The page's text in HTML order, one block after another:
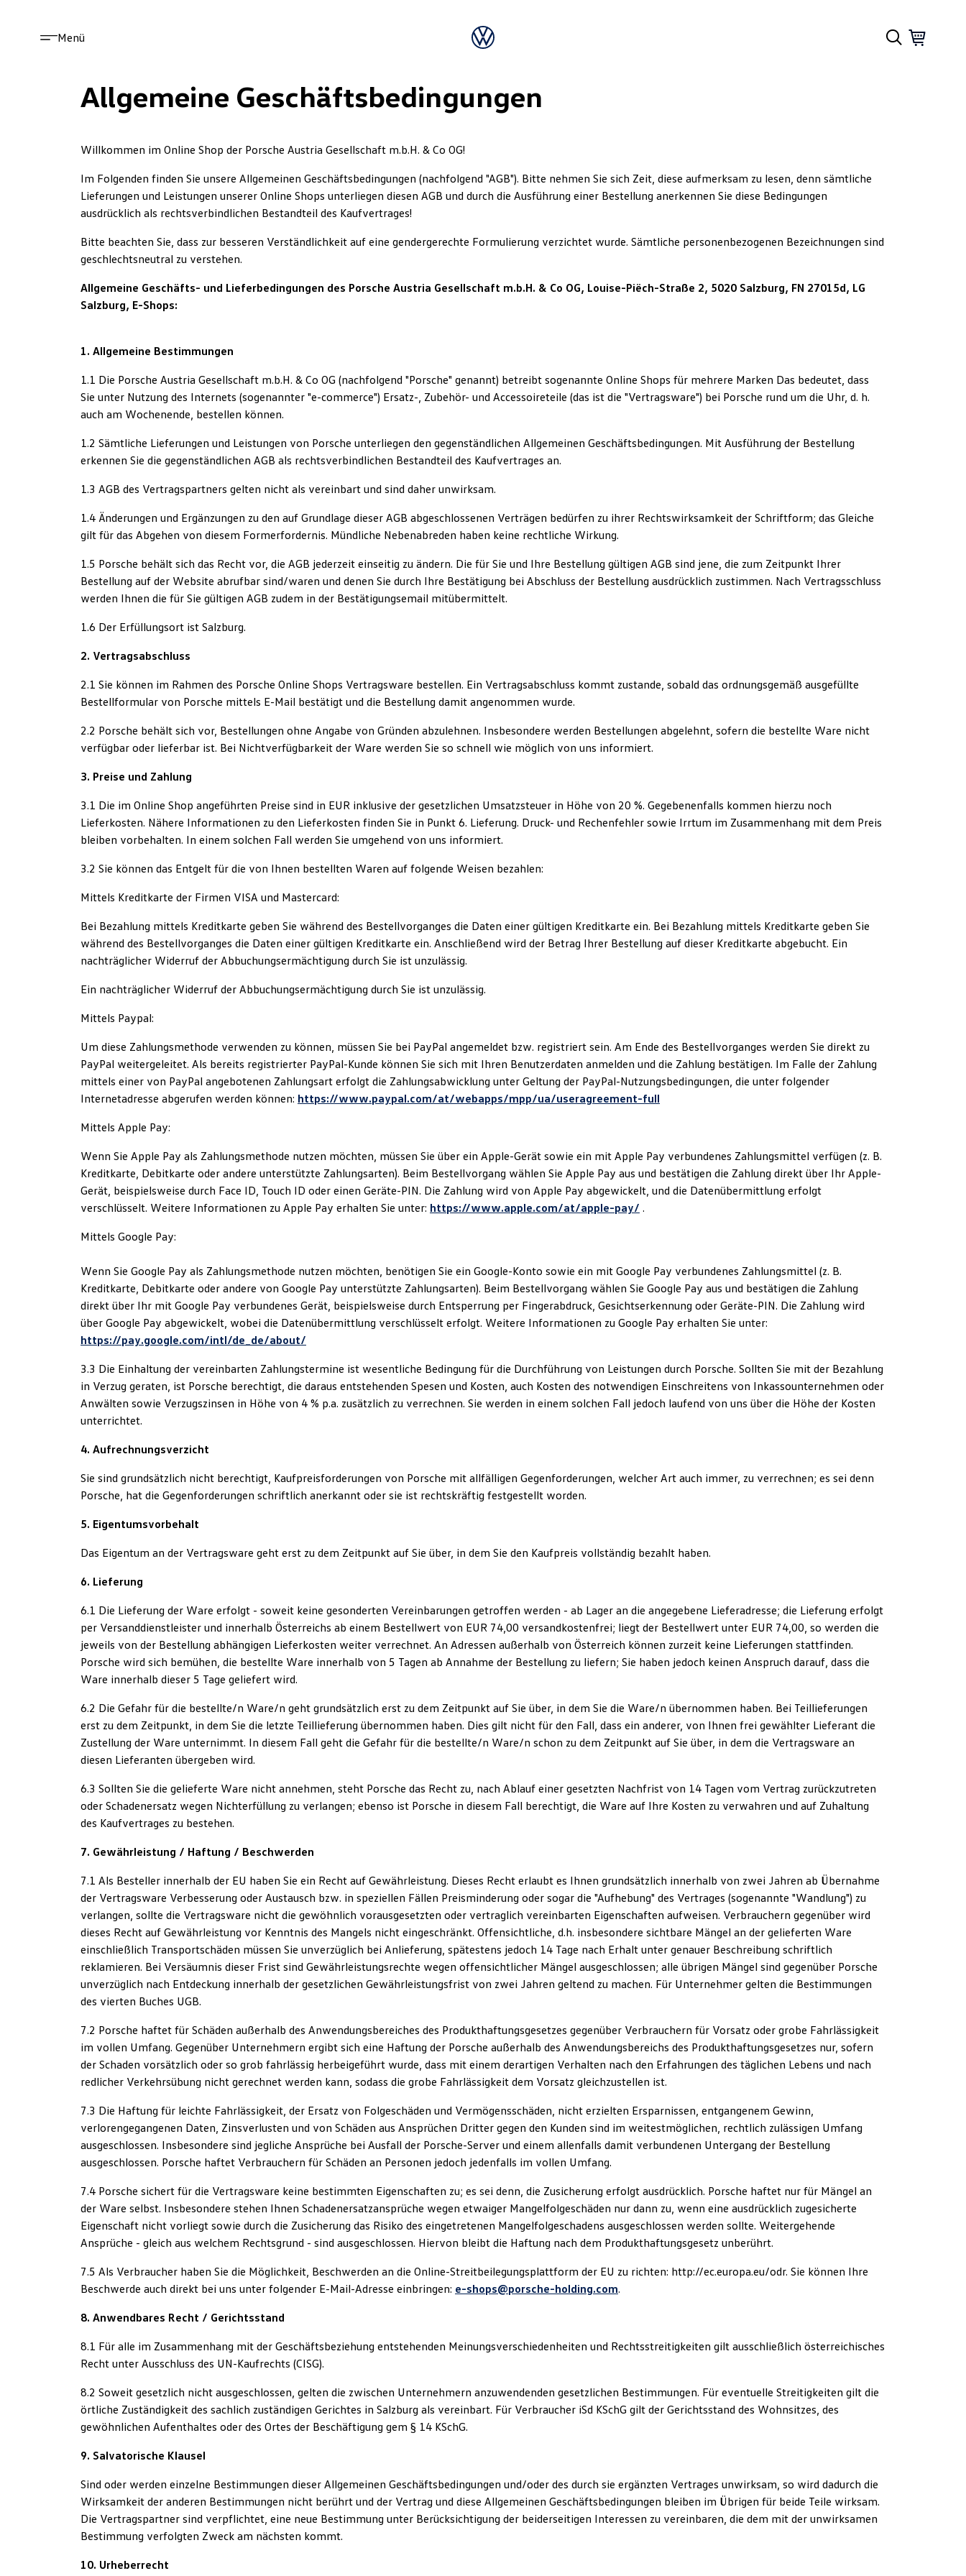
Menü
Allgemeine Geschäftsbedingungen
Willkommen im Online Shop der Porsche Austria Gesellschaft m.b.H. & Co OG!
Im Folgenden finden Sie unsere Allgemeinen Geschäftsbedingungen (nachfolgend "AGB"). Bitte nehmen Sie sich Zeit, diese aufmerksam zu lesen, denn sämtliche
Lieferungen und Leistungen unserer Online Shops unterliegen diesen AGB und durch die Ausführung einer Bestellung anerkennen Sie diese Bedingungen
ausdrücklich als rechtsverbindlichen Bestandteil des Kaufvertrages!
Bitte beachten Sie, dass zur besseren Verständlichkeit auf eine gendergerechte Formulierung verzichtet wurde. Sämtliche personenbezogenen Bezeichnungen sind
geschlechtsneutral zu verstehen.
Allgemeine Geschäfts- und Lieferbedingungen des Porsche Austria Gesellschaft m.b.H. & Co OG, Louise-Piëch-Straße 2, 5020 Salzburg, FN 27015d, LG
Salzburg, E-Shops:
1. Allgemeine Bestimmungen
1.1 Die Porsche Austria Gesellschaft m.b.H. & Co OG (nachfolgend "Porsche" genannt) betreibt sogenannte Online Shops für mehrere Marken Das bedeutet, dass
Sie unter Nutzung des Internets (sogenannter "e-commerce") Ersatz-, Zubehör- und Accessoireteile (das ist die "Vertragsware") bei Porsche rund um die Uhr, d. h.
auch am Wochenende, bestellen können.
1.2 Sämtliche Lieferungen und Leistungen von Porsche unterliegen den gegenständlichen Allgemeinen Geschäftsbedingungen. Mit Ausführung der Bestellung
erkennen Sie die gegenständlichen AGB als rechtsverbindlichen Bestandteil des Kaufvertrages an.
1.3 AGB des Vertragspartners gelten nicht als vereinbart und sind daher unwirksam.
1.4 Änderungen und Ergänzungen zu den auf Grundlage dieser AGB abgeschlossenen Verträgen bedürfen zu ihrer Rechtswirksamkeit der Schriftform; das Gleiche
gilt für das Abgehen von diesem Formerfordernis. Mündliche Nebenabreden haben keine rechtliche Wirkung.
1.5 Porsche behält sich das Recht vor, die AGB jederzeit einseitig zu ändern. Die für Sie und Ihre Bestellung gültigen AGB sind jene, die zum Zeitpunkt Ihrer
Bestellung auf der Website abrufbar sind/waren und denen Sie durch Ihre Bestätigung bei Abschluss der Bestellung ausdrücklich zustimmen. Nach Vertragsschluss
werden Ihnen die für Sie gültigen AGB zudem in der Bestätigungsemail mitübermittelt.
1.6 Der Erfüllungsort ist Salzburg.
2. Vertragsabschluss
2.1 Sie können im Rahmen des Porsche Online Shops Vertragsware bestellen. Ein Vertragsabschluss kommt zustande, sobald das ordnungsgemäß ausgefüllte
Bestellformular von Porsche mittels E-Mail bestätigt und die Bestellung damit angenommen wurde.
2.2 Porsche behält sich vor, Bestellungen ohne Angabe von Gründen abzulehnen. Insbesondere werden Bestellungen abgelehnt, sofern die bestellte Ware nicht
verfügbar oder lieferbar ist. Bei Nichtverfügbarkeit der Ware werden Sie so schnell wie möglich von uns informiert.
3. Preise und Zahlung
3.1 Die im Online Shop angeführten Preise sind in EUR inklusive der gesetzlichen Umsatzsteuer in Höhe von 20 %. Gegebenenfalls kommen hierzu noch
Lieferkosten. Nähere Informationen zu den Lieferkosten finden Sie in Punkt 6. Lieferung. Druck- und Rechenfehler sowie Irrtum im Zusammenhang mit dem Preis
bleiben vorbehalten. In einem solchen Fall werden Sie umgehend von uns informiert.
3.2 Sie können das Entgelt für die von Ihnen bestellten Waren auf folgende Weisen bezahlen:
Mittels Kreditkarte der Firmen VISA und Mastercard:
Bei Bezahlung mittels Kreditkarte geben Sie während des Bestellvorganges die Daten einer gültigen Kreditkarte ein. Bei Bezahlung mittels Kreditkarte geben Sie
während des Bestellvorganges die Daten einer gültigen Kreditkarte ein. Anschließend wird der Betrag Ihrer Bestellung auf dieser Kreditkarte abgebucht. Ein
nachträglicher Widerruf der Abbuchungsermächtigung durch Sie ist unzulässig.
Ein nachträglicher Widerruf der Abbuchungsermächtigung durch Sie ist unzulässig.
Mittels Paypal:
Um diese Zahlungsmethode verwenden zu können, müssen Sie bei PayPal angemeldet bzw. registriert sein. Am Ende des Bestellvorganges werden Sie direkt zu
PayPal weitergeleitet. Als bereits registrierter PayPal-Kunde können Sie sich mit Ihren Benutzerdaten anmelden und die Zahlung bestätigen. Im Falle der Zahlung
mittels einer von PayPal angebotenen Zahlungsart erfolgt die Zahlungsabwicklung unter Geltung der PayPal-Nutzungsbedingungen, die unter folgender
Internetadresse abgerufen werden können: https://www.paypal.com/at/webapps/mpp/ua/useragreement-full
Mittels Apple Pay:
Wenn Sie Apple Pay als Zahlungsmethode nutzen möchten, müssen Sie über ein Apple-Gerät sowie ein mit Apple Pay verbundenes Zahlungsmittel verfügen (z. B.
Kreditkarte, Debitkarte oder andere unterstützte Zahlungsarten). Beim Bestellvorgang wählen Sie Apple Pay aus und bestätigen die Zahlung direkt über Ihr Apple-
Gerät, beispielsweise durch Face ID, Touch ID oder einen Geräte-PIN. Die Zahlung wird von Apple Pay abgewickelt, und die Datenübermittlung erfolgt
verschlüsselt. Weitere Informationen zu Apple Pay erhalten Sie unter: https://www.apple.com/at/apple-pay/ .
Mittels Google Pay:
Wenn Sie Google Pay als Zahlungsmethode nutzen möchten, benötigen Sie ein Google-Konto sowie ein mit Google Pay verbundenes Zahlungsmittel (z. B.
Kreditkarte, Debitkarte oder andere von Google Pay unterstützte Zahlungsarten). Beim Bestellvorgang wählen Sie Google Pay aus und bestätigen die Zahlung
direkt über Ihr mit Google Pay verbundenes Gerät, beispielsweise durch Entsperrung per Fingerabdruck, Gesichtserkennung oder Geräte-PIN. Die Zahlung wird
über Google Pay abgewickelt, wobei die Datenübermittlung verschlüsselt erfolgt. Weitere Informationen zu Google Pay erhalten Sie unter:
https://pay.google.com/intl/de_de/about/
3.3 Die Einhaltung der vereinbarten Zahlungstermine ist wesentliche Bedingung für die Durchführung von Leistungen durch Porsche. Sollten Sie mit der Bezahlung
in Verzug geraten, ist Porsche berechtigt, die daraus entstehenden Spesen und Kosten, auch Kosten des notwendigen Einschreitens von Inkassounternehmen oder
Anwälten sowie Verzugszinsen in Höhe von 4 % p.a. zusätzlich zu verrechnen. Sie werden in einem solchen Fall jedoch laufend von uns über die Höhe der Kosten
unterrichtet.
4. Aufrechnungsverzicht
Sie sind grundsätzlich nicht berechtigt, Kaufpreisforderungen von Porsche mit allfälligen Gegenforderungen, welcher Art auch immer, zu verrechnen; es sei denn
Porsche, hat die Gegenforderungen schriftlich anerkannt oder sie ist rechtskräftig festgestellt worden.
5. Eigentumsvorbehalt
Das Eigentum an der Vertragsware geht erst zu dem Zeitpunkt auf Sie über, in dem Sie den Kaufpreis vollständig bezahlt haben.
6. Lieferung
6.1 Die Lieferung der Ware erfolgt - soweit keine gesonderten Vereinbarungen getroffen werden - ab Lager an die angegebene Lieferadresse; die Lieferung erfolgt
per Versanddienstleister und innerhalb Österreichs ab einem Bestellwert von EUR 74,00 versandkostenfrei; liegt der Bestellwert unter EUR 74,00, so werden die
jeweils von der Bestellung abhängigen Lieferkosten weiter verrechnet. An Adressen außerhalb von Österreich können zurzeit keine Lieferungen stattfinden.
Porsche wird sich bemühen, die bestellte Ware innerhalb von 5 Tagen ab Annahme der Bestellung zu liefern; Sie haben jedoch keinen Anspruch darauf, dass die
Ware innerhalb dieser 5 Tage geliefert wird.
6.2 Die Gefahr für die bestellte/n Ware/n geht grundsätzlich erst zu dem Zeitpunkt auf Sie über, in dem Sie die Ware/n übernommen haben. Bei Teillieferungen
erst zu dem Zeitpunkt, in dem Sie die letzte Teillieferung übernommen haben. Dies gilt nicht für den Fall, dass ein anderer, von Ihnen frei gewählter Lieferant die
Zustellung der Ware unternimmt. In diesem Fall geht die Gefahr für die bestellte/n Ware/n schon zu dem Zeitpunkt auf Sie über, in dem die Vertragsware an
diesen Lieferanten übergeben wird.
6.3 Sollten Sie die gelieferte Ware nicht annehmen, steht Porsche das Recht zu, nach Ablauf einer gesetzten Nachfrist von 14 Tagen vom Vertrag zurückzutreten
oder Schadenersatz wegen Nichterfüllung zu verlangen; ebenso ist Porsche in diesem Fall berechtigt, die Ware auf Ihre Kosten zu verwahren und auf Zuhaltung
des Kaufvertrages zu bestehen.
7. Gewährleistung / Haftung / Beschwerden
7.1 Als Besteller innerhalb der EU haben Sie ein Recht auf Gewährleistung. Dieses Recht erlaubt es Ihnen grundsätzlich innerhalb von zwei Jahren ab Übernahme
der Vertragsware Verbesserung oder Austausch bzw. in speziellen Fällen Preisminderung oder sogar die "Aufhebung" des Vertrages (sogenannte "Wandlung") zu
verlangen, sollte die Vertragsware nicht die gewöhnlich vorausgesetzten oder vertraglich vereinbarten Eigenschaften aufweisen. Verbrauchern gegenüber wird
dieses Recht auf Gewährleistung vor Kenntnis des Mangels nicht eingeschränkt. Offensichtliche, d.h. insbesondere sichtbare Mängel an der gelieferten Ware
einschließlich Transportschäden müssen Sie unverzüglich bei Anlieferung, spätestens jedoch 14 Tage nach Erhalt unter genauer Beschreibung schriftlich
reklamieren. Bei Versäumnis dieser Frist sind Gewährleistungsrechte wegen offensichtlicher Mängel ausgeschlossen; alle übrigen Mängel sind gegenüber Porsche
unverzüglich nach Entdeckung innerhalb der gesetzlichen Gewährleistungsfrist von zwei Jahren geltend zu machen. Für Unternehmer gelten die Bestimmungen
des vierten Buches UGB.
7.2 Porsche haftet für Schäden außerhalb des Anwendungsbereiches des Produkthaftungsgesetzes gegenüber Verbrauchern für Vorsatz oder grobe Fahrlässigkeit
im vollen Umfang. Gegenüber Unternehmern ergibt sich eine Haftung der Porsche außerhalb des Anwendungsbereichs des Produkthaftungsgesetzes nur, sofern
der Schaden vorsätzlich oder so grob fahrlässig herbeigeführt wurde, dass mit einem derartigen Verhalten nach den Erfahrungen des täglichen Lebens und nach
redlicher Verkehrsübung nicht gerechnet werden kann, sodass die grobe Fahrlässigkeit dem Vorsatz gleichzustellen ist.
7.3 Die Haftung für leichte Fahrlässigkeit, der Ersatz von Folgeschäden und Vermögensschäden, nicht erzielten Ersparnissen, entgangenem Gewinn,
verlorengegangenen Daten, Zinsverlusten und von Schäden aus Ansprüchen Dritter gegen den Kunden sind im weitestmöglichen, rechtlich zulässigen Umfang
ausgeschlossen. Insbesondere sind jegliche Ansprüche bei Ausfall der Porsche-Server und einem allenfalls damit verbundenen Untergang der Bestellung
ausgeschlossen. Porsche haftet Verbrauchern für Schäden an Personen jedoch jedenfalls im vollen Umfang.
7.4 Porsche sichert für die Vertragsware keine bestimmten Eigenschaften zu; es sei denn, die Zusicherung erfolgt ausdrücklich. Porsche haftet nur für Mängel an
der Ware selbst. Insbesondere stehen Ihnen Schadenersatzansprüche wegen etwaiger Mangelfolgeschäden nur dann zu, wenn eine ausdrücklich zugesicherte
Eigenschaft nicht vorliegt sowie durch die Zusicherung das Risiko des eingetretenen Mangelfolgeschadens ausgeschlossen werden sollte. Weitergehende
Ansprüche - gleich aus welchem Rechtsgrund - sind ausgeschlossen. Hiervon bleibt die Haftung nach dem Produkthaftungsgesetz unberührt.
7.5 Als Verbraucher haben Sie die Möglichkeit, Beschwerden an die Online-Streitbeilegungsplattform der EU zu richten: http://ec.europa.eu/odr. Sie können Ihre
Beschwerde auch direkt bei uns unter folgender E-Mail-Adresse einbringen: e-shops@porsche-holding.com.
8. Anwendbares Recht / Gerichtsstand
8.1 Für alle im Zusammenhang mit der Geschäftsbeziehung entstehenden Meinungsverschiedenheiten und Rechtsstreitigkeiten gilt ausschließlich österreichisches
Recht unter Ausschluss des UN-Kaufrechts (CISG).
8.2 Soweit gesetzlich nicht ausgeschlossen, gelten die zwischen Unternehmern anzuwendenden gesetzlichen Bestimmungen. Für eventuelle Streitigkeiten gilt die
örtliche Zuständigkeit des sachlich zuständigen Gerichtes in Salzburg als vereinbart. Für Verbraucher iSd KSchG gilt der Gerichtsstand des Wohnsitzes, des
gewöhnlichen Aufenthaltes oder des Ortes der Beschäftigung gem § 14 KSchG.
9. Salvatorische Klausel
Sind oder werden einzelne Bestimmungen dieser Allgemeinen Geschäftsbedingungen und/oder des durch sie ergänzten Vertrages unwirksam, so wird dadurch die
Wirksamkeit der anderen Bestimmungen nicht berührt und der Vertrag und diese Allgemeinen Geschäftsbedingungen bleiben im Übrigen für beide Teile wirksam.
Die Vertragspartner sind verpflichtet, eine neue Bestimmung unter Berücksichtigung der beiderseitigen Interessen zu vereinbaren, die dem mit der unwirksamen
Bestimmung verfolgten Zweck am nächsten kommt.
10. Urheberrecht